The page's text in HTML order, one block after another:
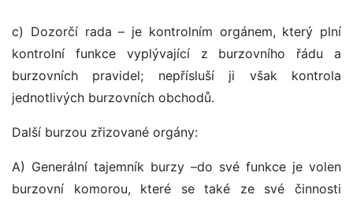
c) Dozorčí rada – je kontrolním orgánem, který plní
kontrolní funkce vyplývající z burzovního řádu a
burzovních pravidel; nepřísluší ji však kontrola
jednotlivých burzovních obchodů.
Další burzou zřizované orgány:
A) Generální tajemník burzy –do své funkce je volen
burzovní komorou, které se také ze své činnosti